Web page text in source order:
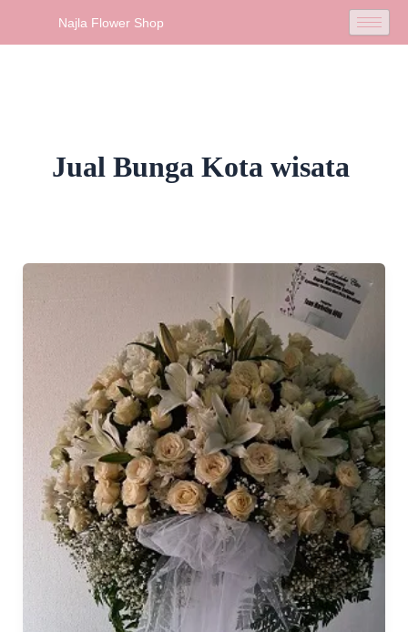
Najla Flower Shop
Jual Bunga Kota wisata